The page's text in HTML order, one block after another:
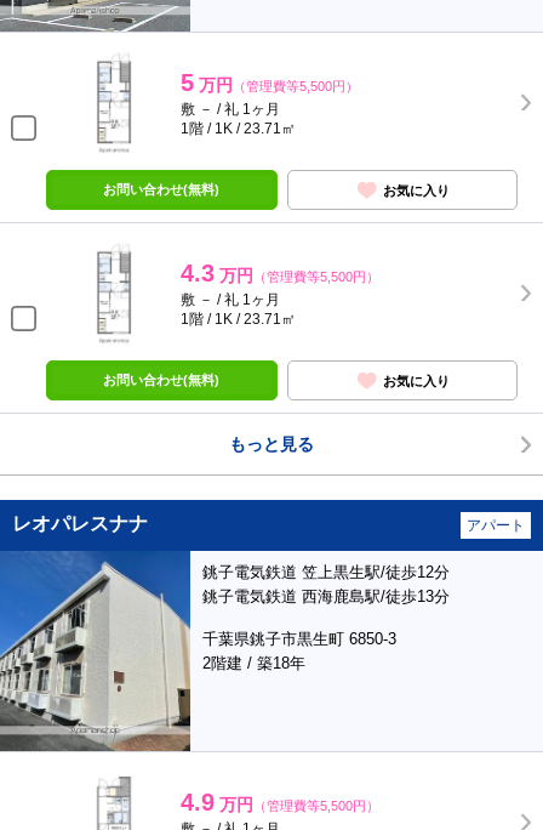
5 万円 （管理費等5,500円）
敷 － / 礼 1ヶ月
1階 / 1K / 23.71㎡
お問い合わせ(無料) お気に入り
4.3 万円 （管理費等5,500円）
敷 － / 礼 1ヶ月
1階 / 1K / 23.71㎡
お問い合わせ(無料) お気に入り
もっと見る
レオパレスナナ アパート
銚子電気鉄道 笠上黒生駅/徒歩12分
銚子電気鉄道 西海鹿島駅/徒歩13分
千葉県銚子市黒生町 6850-3
2階建 / 築18年
4.9 万円 （管理費等5,500円）